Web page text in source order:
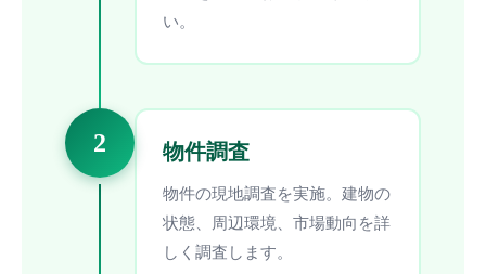
い。
2 物件調査
物件の現地調査を実施。建物の
状態、周辺環境、市場動向を詳
しく調査します。